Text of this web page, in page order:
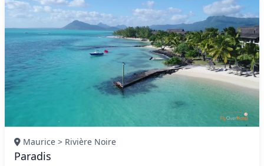
Maurice > Rivière Noire
Paradis